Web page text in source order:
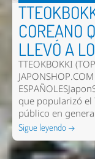
COREANO
LLEVÓ A
TTEOKBOKKI
que popularizó el
público en
Sigue leyendo →